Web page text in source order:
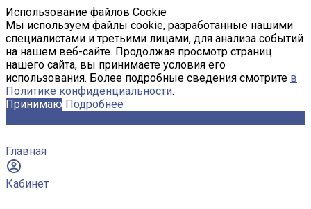
Использование файлов Cookie
Мы используем файлы cookie, разработанные нашими
специалистами и третьими лицами, для анализа событий
на нашем веб-сайте. Продолжая просмотр страниц
нашего сайта, вы принимаете условия его
использования. Более подробные сведения смотрите в
Политике конфиденциальности.
Принимаю Подробнее
Главная
Кабинет